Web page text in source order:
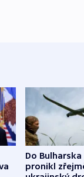
Do Bulharska
pronikl